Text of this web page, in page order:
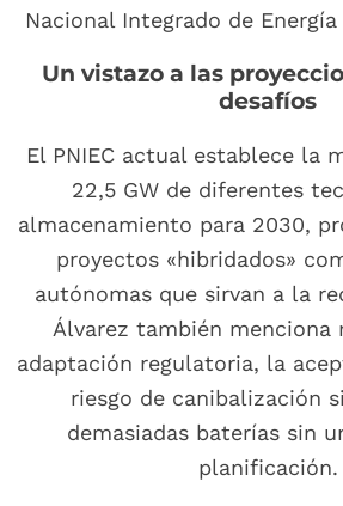
Nacional Integrado de Energía
Un vistazo a las
desafíos
El PNIEC actual establece la
22,5 GW de diferentes
almacenamiento para 2030,
proyectos «hibridados»
autónomas que sirvan a la
Álvarez también menciona
adaptación regulatoria, la
riesgo de canibalización
demasiadas baterías sin
planificación.